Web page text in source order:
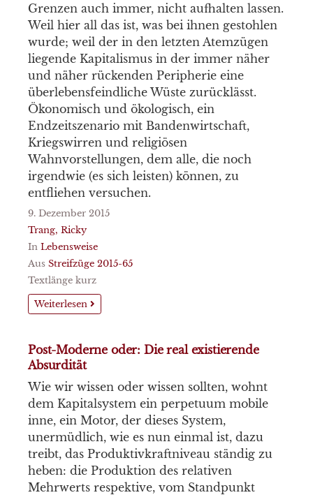
Grenzen auch immer, nicht aufhalten lassen.
Weil hier all das ist, was bei ihnen gestohlen
wurde; weil der in den letzten Atemzügen
liegende Kapitalismus in der immer näher
und näher rückenden Peripherie eine
überlebensfeindliche Wüste zurücklässt.
Ökonomisch und ökologisch, ein
Endzeitszenario mit Bandenwirtschaft,
Kriegswirren und religiösen
Wahnvorstellungen, dem alle, die noch
irgendwie (es sich leisten) können, zu
entfliehen versuchen.
9. Dezember 2015
Trang, Ricky
In Lebensweise
Aus Streifzüge 2015-65
Textlänge kurz
Weiterlesen
Post-Moderne oder: Die real existierende
Absurdität
Wie wir wissen oder wissen sollten, wohnt
dem Kapitalsystem ein perpetuum mobile
inne, ein Motor, der dieses System,
unermüdlich, wie es nun einmal ist, dazu
treibt, das Produktivkraftniveau ständig zu
heben: die Produktion des relativen
Mehrwerts respektive, vom Standpunkt